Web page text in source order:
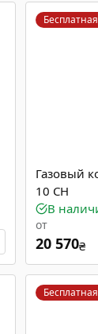
Газовый
10 СН
В
от
20 570₴